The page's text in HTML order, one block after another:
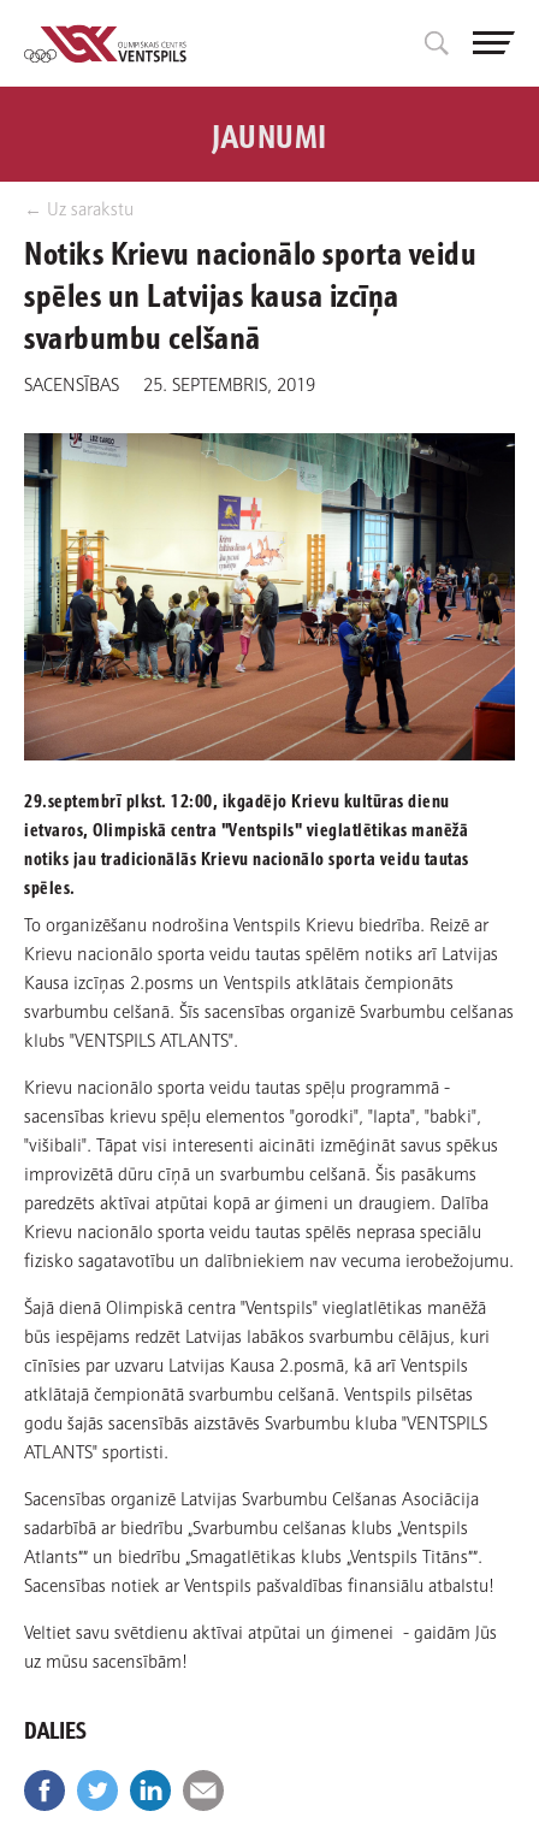
← Uz sarakstu
JAUNUMI
Notiks Krievu nacionālo sporta veidu
spēles un Latvijas kausa izcīņa
svarbumbu celšanā
SACENSĪBAS 25. SEPTEMBRIS, 2019
29.septembrī plkst. 12:00, ikgadējo Krievu kultūras dienu
ietvaros, Olimpiskā centra "Ventspils" vieglatlētikas manēžā
notiks jau tradicionālās Krievu nacionālo sporta veidu tautas
spēles.
To organizēšanu nodrošina Ventspils Krievu biedrība. Reizē ar
Krievu nacionālo sporta veidu tautas spēlēm notiks arī Latvijas
Kausa izcīņas 2.posms un Ventspils atklātais čempionāts
svarbumbu celšanā. Šīs sacensības organizē Svarbumbu celšanas
klubs "VENTSPILS ATLANTS".
Krievu nacionālo sporta veidu tautas spēļu programmā -
sacensības krievu spēļu elementos "gorodki", "lapta", "babki",
"višibali". Tāpat visi interesenti aicināti izmēģināt savus spēkus
improvizētā dūru cīņā un svarbumbu celšanā. Šis pasākums
paredzēts aktīvai atpūtai kopā ar ģimeni un draugiem. Dalība
Krievu nacionālo sporta veidu tautas spēlēs neprasa speciālu
fizisko sagatavotību un dalībniekiem nav vecuma ierobežojumu.
Šajā dienā Olimpiskā centra "Ventspils" vieglatlētikas manēžā
būs iespējams redzēt Latvijas labākos svarbumbu cēlājus, kuri
cīnīsies par uzvaru Latvijas Kausa 2.posmā, kā arī Ventspils
atklātajā čempionātā svarbumbu celšanā. Ventspils pilsētas
godu šajās sacensībās aizstāvēs Svarbumbu kluba "VENTSPILS
ATLANTS" sportisti.
Sacensības organizē Latvijas Svarbumbu Celšanas Asociācija
sadarbībā ar biedrību „Svarbumbu celšanas klubs „Ventspils
Atlants”” un biedrību „Smagatlētikas klubs „Ventspils Titāns””.
Sacensības notiek ar Ventspils pašvaldības finansiālu atbalstu!
Veltiet savu svētdienu aktīvai atpūtai un ģimenei - gaidām Jūs
uz mūsu sacensībām!
DALIES